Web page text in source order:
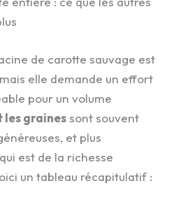
de carotte sauvage est
elle demande un effort
pour un volume
les grainessont souvent
et plus
est de la richesse
un tableau récapitulatif :